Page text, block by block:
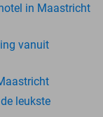
in Maastricht
vanuit
leukste